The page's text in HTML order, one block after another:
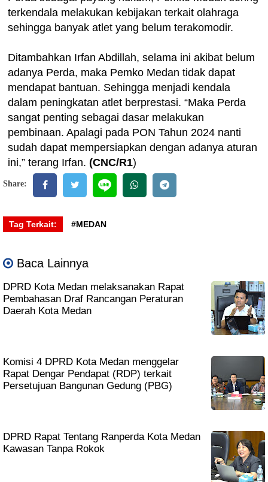
terkendala melakukan kebijakan terkait olahraga
sehingga banyak atlet yang belum terakomodir.
Ditambahkan Irfan Abdillah, selama ini akibat belum
adanya Perda, maka Pemko Medan tidak dapat
mendapat bantuan. Sehingga menjadi kendala
dalam peningkatan atlet berprestasi. “Maka Perda
sangat penting sebagai dasar melakukan
pembinaan. Apalagi pada PON Tahun 2024 nanti
sudah dapat mempersiapkan dengan adanya aturan
ini,” terang Irfan. (CNC/R1)
Share:
Tag Terkait: #MEDAN
Baca Lainnya
DPRD Kota Medan melaksanakan Rapat
Pembahasan Draf Rancangan Peraturan
Daerah Kota Medan
Komisi 4 DPRD Kota Medan menggelar
Rapat Dengar Pendapat (RDP) terkait
Persetujuan Bangunan Gedung (PBG)
DPRD Rapat Tentang Ranperda Kota Medan
Kawasan Tanpa Rokok